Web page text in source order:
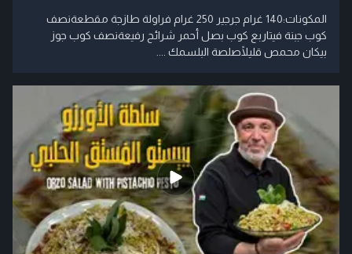
المكونات:140 غرام جرجير 250 غرام فراولة طازجة مقطعةنصف
كوب جبنة فيتاربع كوب بصل أحمر شرائح رفيعةنصف كوب جوز
بيكان محمص قليلًاصلصة البلسمك ....